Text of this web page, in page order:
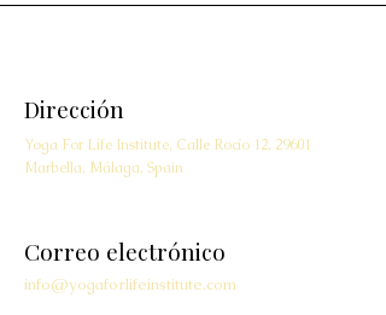
Dirección
Yoga For Life Institute, Calle Rocío 12, 29601
Marbella, Málaga, Spain
Correo electrónico
info@yogaforlifeinstitute.com